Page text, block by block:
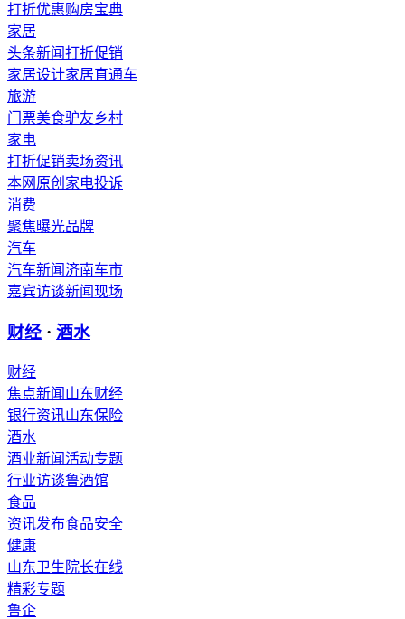
打折优惠购房宝典
家居
头条新闻打折促销
家居设计家居直通车
旅游
门票美食驴友乡村
家电
打折促销卖场资讯
本网原创 家电投诉
消费
聚焦曝光品牌
汽车
汽车新闻济南车市
嘉宾访谈新闻现场
财经 · 酒水
财经
焦点新闻 山东财经
银行资讯山东保险
酒水
酒业新闻活动专题
行业访谈鲁酒馆
食品
资讯发布食品安全
健康
山东卫生 院长在线
精彩专题
鲁企